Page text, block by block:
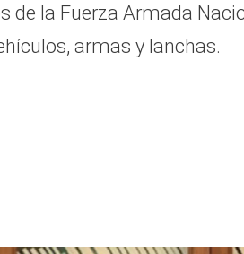
de la Fuerza Armada
armas y lanchas.